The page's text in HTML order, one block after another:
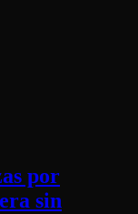
por
sin